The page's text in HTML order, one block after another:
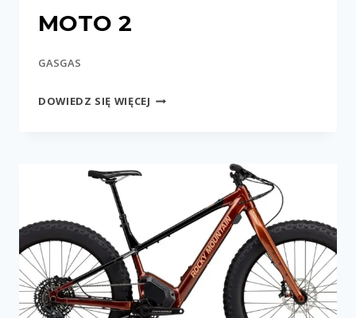
MOTO 2
GASGAS
DOWIEDZ SIĘ WIĘCEJ MOTO